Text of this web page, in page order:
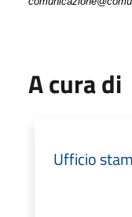
A cura di
Ufficio